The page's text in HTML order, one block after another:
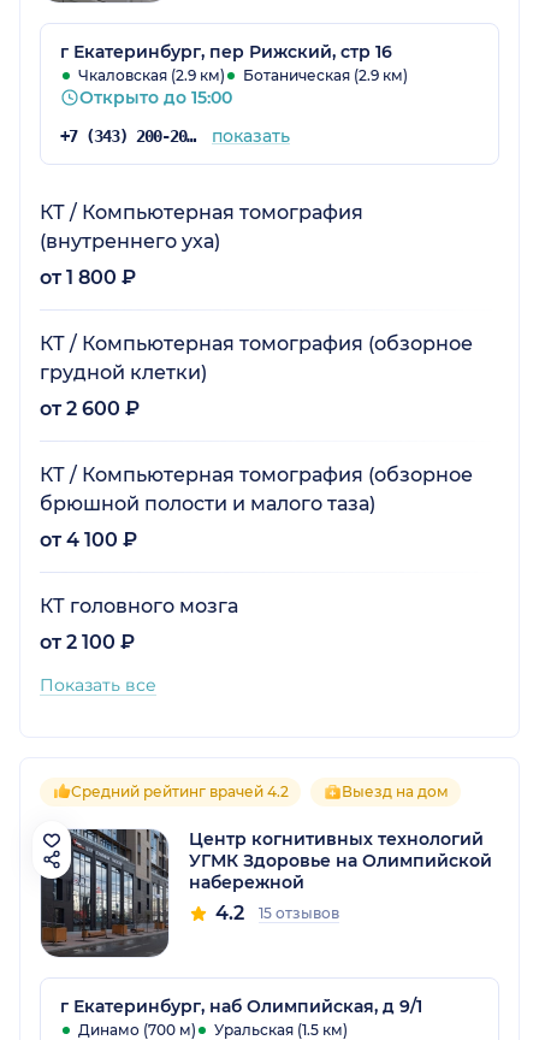
г Екатеринбург, пер Рижский, стр 16
Чкаловская (2.9 км) Ботаническая (2.9 км)
Открыто до 15:00
+7 (343) 200-20-99 показать
КТ / Компьютерная томография
(внутреннего уха)
от 1 800 ₽
КТ / Компьютерная томография (обзорное
грудной клетки)
от 2 600 ₽
КТ / Компьютерная томография (обзорное
брюшной полости и малого таза)
от 4 100 ₽
КТ головного мозга
от 2 100 ₽
Показать все
Средний рейтинг врачей 4.2 Выезд на дом
Центр когнитивных технологий
УГМК Здоровье на Олимпийской
набережной
4.2 15 отзывов
г Екатеринбург, наб Олимпийская, д 9/1
Динамо (700 м)
Уральская (1.5 км)